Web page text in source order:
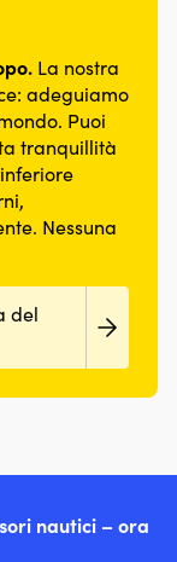
La nostra
adeguiamo
Puoi
tranquillità
Nessuna
del
nautici – ora